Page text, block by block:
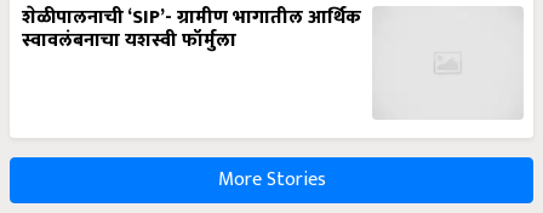
शेळीपालनाची ‘SIP’- ग्रामीण भागातील आर्थिक
स्वावलंबनाचा यशस्वी फॉर्मुला
More Stories